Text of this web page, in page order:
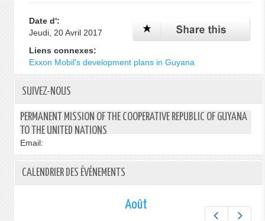
Date d':
Jeudi, 20 Avril 2017
Liens connexes:
Exxon Mobil's development plans in Guyana
SUIVEZ-NOUS
PERMANENT MISSION OF THE COOPERATIVE REPUBLIC OF GUYANA
TO THE UNITED NATIONS
Email:
CALENDRIER DES ÉVÉNEMENTS
Préc.
Août